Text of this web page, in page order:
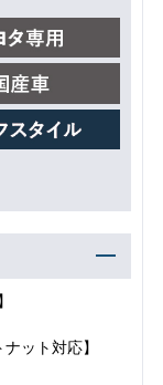
ット対応】